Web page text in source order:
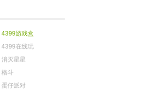
4399游戏盒
4399在线玩
消灭星星
格斗
蛋仔派对